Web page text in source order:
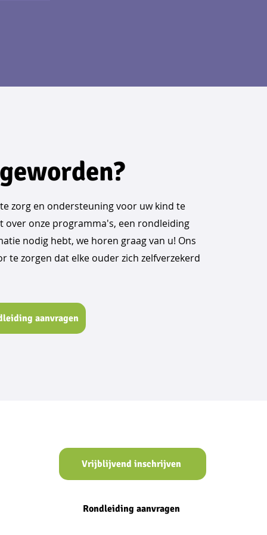
zorg en ondersteuning voor uw kind te
over onze programma's, een rondleiding
nodig hebt, we horen graag van u! Ons
te zorgen dat elke ouder zich zelfverzekerd
aanvragen
Vrijblijvend inschrijven
Rondleiding aanvragen